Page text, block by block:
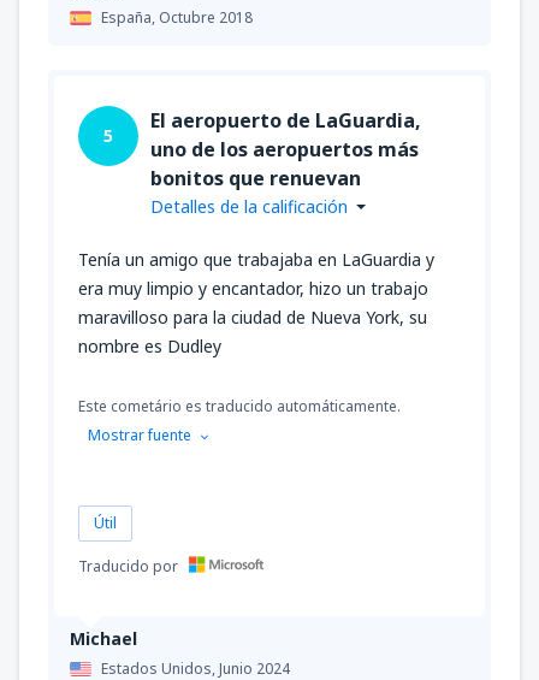
España, Octubre 2018
Michael
Estados Unidos,Junio 2024
5
El aeropuerto de LaGuardia,
uno de los aeropuertos más
bonitos que renuevan
Detalles de la calificación
Tenía un amigo que trabajaba en LaGuardia y
era muy limpio y encantador, hizo un trabajo
maravilloso para la ciudad de Nueva York, su
nombre es Dudley
Este cometário es traducido automáticamente.
Mostrar fuente
Útil
Traducido por